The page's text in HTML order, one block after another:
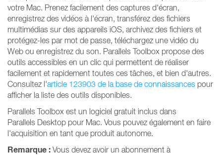
votre Mac. Prenez facilement des captures d'écran,
enregistrez des vidéos à l'écran, transférez des fichiers
multimédias sur des appareils iOS, archivez des fichiers et
protégez-les par mot de passe, téléchargez une vidéo du
Web ou enregistrez du son. Parallels Toolbox propose des
outils accessibles en un clic qui permettent de réaliser
facilement et rapidement toutes ces tâches, et bien d'autres.
Consultez l'article 123903 de la base de connaissances pour
afficher la liste des outils disponibles.
Parallels Toolbox est un logiciel gratuit inclus dans
Parallels Desktop pour Mac. Vous pouvez également en faire
l'acquisition en tant que produit autonome.
Remarque : Vous devez avoir un abonnement à